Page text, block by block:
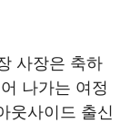
사장은 축하
나가는 여정
웃사이드 출신